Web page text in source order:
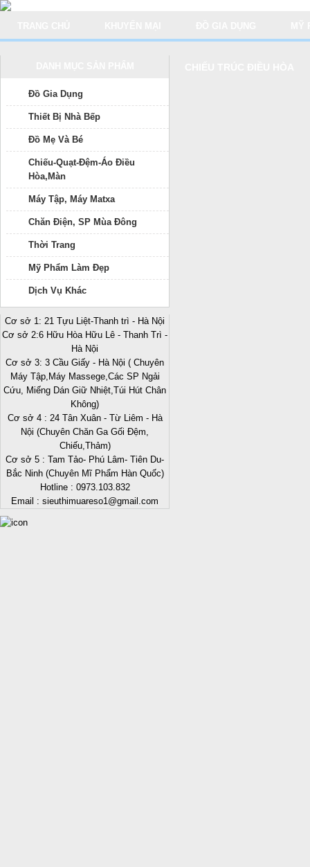
Đồ Gia Dụng
Thiết Bị Nhà Bếp
Đồ Mẹ Và Bé
Chiếu-Quạt-Đệm-Áo Điều
Hòa,Màn
Máy Tập, Máy Matxa
Chăn Điện, SP Mùa Đông
Thời Trang
Mỹ Phẩm Làm Đẹp
Dịch Vụ Khác
Cơ sở 1: 21 Tựu Liệt-Thanh trì - Hà Nội
Cơ sở 2:6 Hữu Hòa Hữu Lê - Thanh Trì -
Hà Nội
Cơ sở 3: 3 Cầu Giấy - Hà Nội ( Chuyên
Máy Tập,Máy Massege,Các SP Ngải
Cứu, Miếng Dán Giữ Nhiệt,Túi Hút Chân
Không)
Cơ sở 4 : 24 Tân Xuân - Từ Liêm - Hà
Nội (Chuyên Chăn Ga Gối Đệm,
Chiếu,Thảm)
Cơ sở 5 : Tam Tảo- Phú Lâm- Tiên Du-
Bắc Ninh (Chuyên Mĩ Phẩm Hàn Quốc)
Hotline : 0973.103.832
Email : sieuthimuareso1@gmail.com